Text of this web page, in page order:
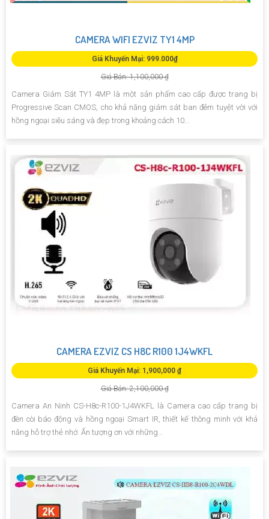
CAMERA WIFI EZVIZ TY1 4MP
Giá Khuyến Mại: 999.000₫
Giá Bán: 1,100,000 ₫
Camera Giám Sát TY1 4MP là một sản phẩm cao cấp được trang bị
Progressive Scan CMOS, cho khả năng giám sát ban đêm tuyệt vời với
hồng ngoại siêu sáng và đẹp trong khoảng cách 10...
CAMERA EZVIZ CS H8C R100 1J4WKFL
Giá Khuyến Mại: 1,900,000 ₫
Giá Bán: 2,100,000 ₫
Camera An Ninh CS-H8c-R100-1J4WKFL là Camera cao cấp trang bị
đèn còi báo động và hồng ngoại Smart IR, thiết kế thông minh với khả
năng hỗ trợ thẻ nhớ. Ấn tượng ơn với những...